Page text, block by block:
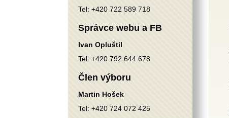
Tel:+420 722 589 718
Správce webu a FB
Ivan Opluštil
Tel:+420 792 644 678
Člen výboru
Martin Hošek
Tel:+420 724 072 425